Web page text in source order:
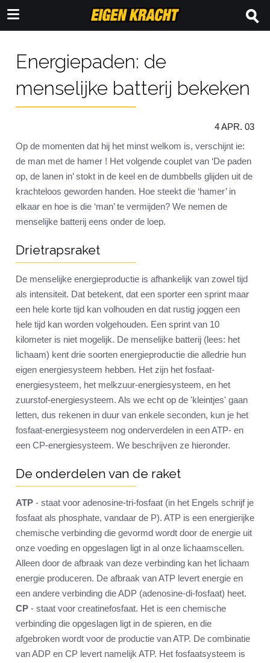
Energiepaden: de
menselijke batterij bekeken
4 APR. 03
Op de momenten dat hij het minst welkom is, verschijnt ie:
de man met de hamer ! Het volgende couplet van ‘De paden
op, de lanen in’ stokt in de keel en de dumbbells glijden uit de
krachteloos geworden handen. Hoe steekt die ‘hamer’ in
elkaar en hoe is die ‘man’ te vermijden? We nemen de
menselijke batterij eens onder de loep.
Drietrapsraket
De menselijke energieproductie is afhankelijk van zowel tijd
als intensiteit. Dat betekent, dat een sporter een sprint maar
een hele korte tijd kan volhouden en dat rustig joggen een
hele tijd kan worden volgehouden. Een sprint van 10
kilometer is niet mogelijk. De menselijke batterij (lees: het
lichaam) kent drie soorten energieproductie die alledrie hun
eigen energiesysteem hebben. Het zijn het fosfaat-
energiesysteem, het melkzuur-energiesysteem, en het
zuurstof-energiesysteem. Als we echt op de 'kleintjes' gaan
letten, dus rekenen in duur van enkele seconden, kun je het
fosfaat-energiesysteem nog onderverdelen in een ATP- en
een CP-energiesysteem. We beschrijven ze hieronder.
De onderdelen van de raket
ATP - staat voor adenosine-tri-fosfaat (in het Engels schrijf je
fosfaat als phosphate, vandaar de P). ATP is een energierijke
chemische verbinding die gevormd wordt door de energie uit
onze voeding en opgeslagen ligt in al onze lichaamscellen.
Alleen door de afbraak van deze verbinding kan het lichaam
energie produceren. De afbraak van ATP levert energie en
een andere verbinding die ADP (adenosine-di-fosfaat) heet.
CP - staat voor creatinefosfaat. Het is een chemische
verbinding die opgeslagen ligt in de spieren, en die
afgebroken wordt voor de productie van ATP. De combinatie
van ADP en CP levert namelijk ATP. Het fosfaatsysteem is